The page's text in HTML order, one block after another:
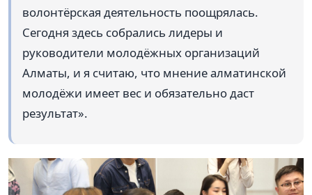
волонтёрская деятельность поощрялась.
Сегодня здесь собрались лидеры и
руководители молодёжных организаций
Алматы, и я считаю, что мнение алматинской
молодёжи имеет вес и обязательно даст
результат».